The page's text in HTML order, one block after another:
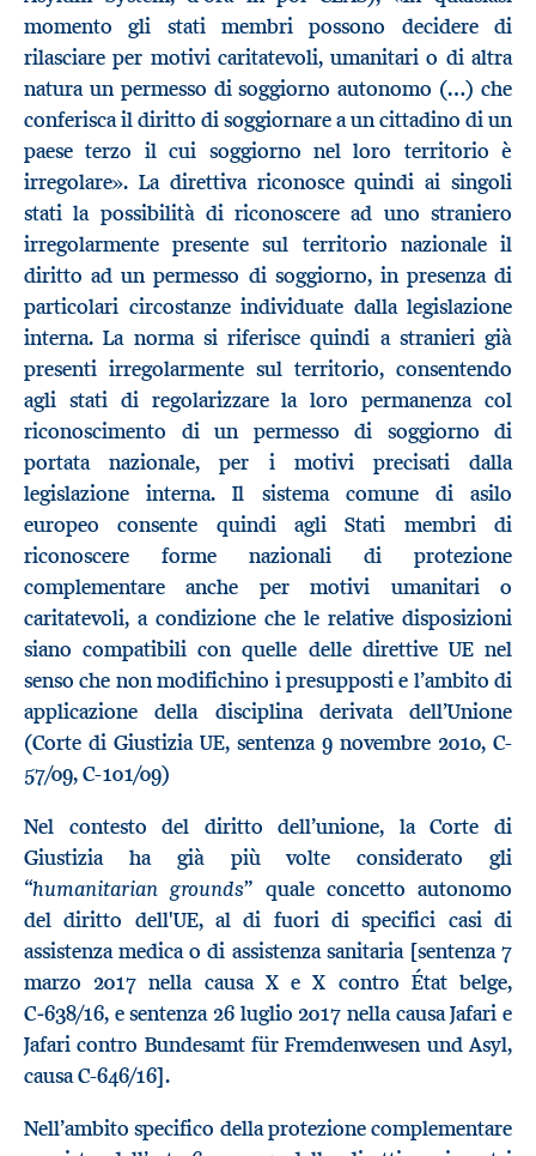
momento gli stati membri possono decidere di
rilasciare per motivi caritatevoli, umanitari o di altra
natura un permesso di soggiorno autonomo (…) che
conferisca il diritto di soggiornare a un cittadino di un
paese terzo il cui soggiorno nel loro territorio è
irregolare». La direttiva riconosce quindi ai singoli
stati la possibilità di riconoscere ad uno straniero
irregolarmente presente sul territorio nazionale il
diritto ad un permesso di soggiorno, in presenza di
particolari circostanze individuate dalla legislazione
interna. La norma si riferisce quindi a stranieri già
presenti irregolarmente sul territorio, consentendo
agli stati di regolarizzare la loro permanenza col
riconoscimento di un permesso di soggiorno di
portata nazionale, per i motivi precisati dalla
legislazione interna. Il sistema comune di asilo
europeo consente quindi agli Stati membri di
riconoscere forme nazionali di protezione
complementare anche per motivi umanitari o
caritatevoli, a condizione che le relative disposizioni
siano compatibili con quelle delle direttive UE nel
senso che non modifichino i presupposti e l’ambito di
applicazione della disciplina derivata dell’Unione
(Corte di Giustizia UE, sentenza 9 novembre 2010, C-
57/09, C-101/09)
Nel contesto del diritto dell’unione, la Corte di
Giustizia ha già più volte considerato gli
“humanitarian grounds” quale concetto autonomo
del diritto dell'UE, al di fuori di specifici casi di
assistenza medica o di assistenza sanitaria [sentenza 7
marzo 2017 nella causa X e X contro État belge,
C‑638/16, e sentenza 26 luglio 2017 nella causa Jafari e
Jafari contro Bundesamt für Fremdenwesen und Asyl,
causa C-646/16].
Nell’ambito specifico della protezione complementare